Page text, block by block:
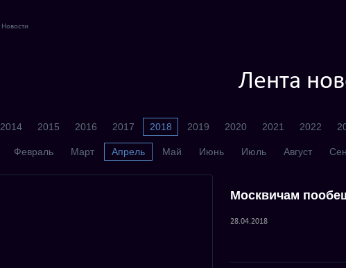
Новости
Лента
2014 2015 2016 2017 2018 2019 2020 2021 2022
Февраль Март Апрель Май Июнь Июль Август
Москвичам
28.04.2018